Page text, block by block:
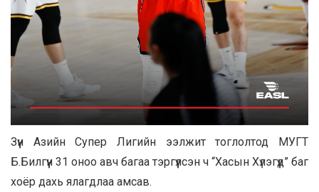
Зүүн Азийн Супер Лигийн ээлжит тоглолтод МУГТ
Б.Билгүүн 31 оноо авч багаа тэргүүлсэн ч “Хасын Хүлэгүүд” баг
хоёр дахь ялагдлаа амсав.